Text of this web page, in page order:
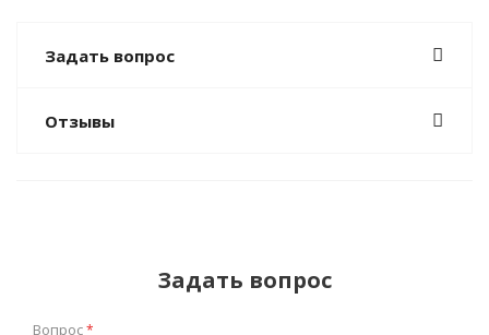
Задать вопрос
Отзывы
Задать вопрос
Вопрос*